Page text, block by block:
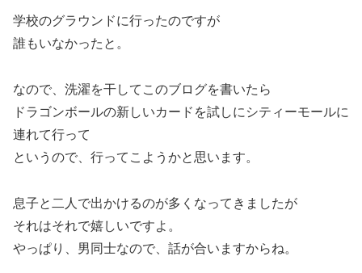
学校のグラウンドに行ったのですが
誰もいなかったと。
なので、洗濯を干してこのブログを書いたら
ドラゴンボールの新しいカードを試しにシティーモールに
連れて行って
というので、行ってこようかと思います。
息子と二人で出かけるのが多くなってきましたが
それはそれで嬉しいですよ。
やっぱり、男同士なので、話が合いますからね。